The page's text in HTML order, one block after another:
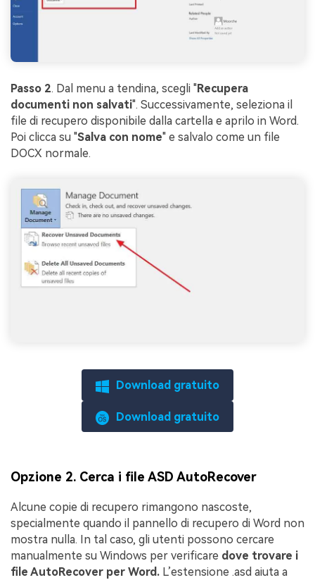
Passo 2. Dal menu a tendina, scegli "Recupera
documenti non salvati". Successivamente, seleziona il
file di recupero disponibile dalla cartella e aprilo in Word.
Poi clicca su "Salva con nome" e salvalo come un file
DOCX normale.
Download gratuito
Download gratuito
Opzione 2. Cerca i file ASD AutoRecover
Alcune copie di recupero rimangono nascoste,
specialmente quando il pannello di recupero di Word non
mostra nulla. In tal caso, gli utenti possono cercare
manualmente su Windows per verificare dove trovare i
file AutoRecover per Word. L’estensione .asd aiuta a